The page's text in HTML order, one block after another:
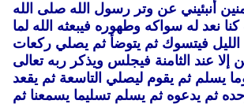
أنبئيني عن وتر رسول الله صلى الله
نعد له سواكه وطهوره فيبعثه الله لما
فيتسوك ثم يتوضأ ثم يصلي ركعات
إلا عند الثامنة فيجلس ويذكر ربه تعالى
يسلم ثم يقوم ليصلي التاسعة ثم يقعد
ثم يدعوه ثم يسلم تسليما يسمعنا ثم